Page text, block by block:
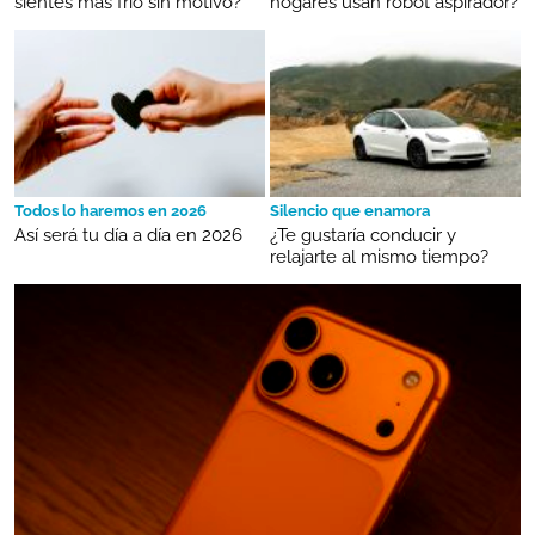
Todos lo haremos en 2026
Así será tu día a día en 2026
Silencio que enamora
¿Te gustaría conducir y
relajarte al mismo tiempo?